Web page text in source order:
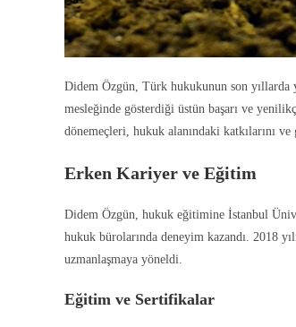
Didem Özgün, Türk hukukunun son yıllarda
mesleğinde gösterdiği üstün başarı ve
dönemeçleri, hukuk alanındaki katkılarını
Erken Kariyer ve Eğitim
Didem Özgün, hukuk eğitimine İstanbul
hukuk bürolarında deneyim kazandı. 2018
uzmanlaşmaya yöneldi.
Eğitim ve Sertifikalar